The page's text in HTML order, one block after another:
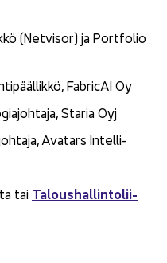
(Net­vi­sor) ja Port­fo­lio
Fa­bricAI Oy
Sta­ria Oyj
Ava­tars In­tel­li­
tai Ta­lous­hal­lin­to­lii­